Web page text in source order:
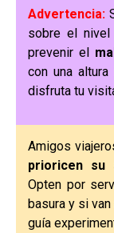
Advertencia:
sobre el nivel
prevenir el
con una altura
disfruta tu
Amigos
prioricen su
Opten por
basura y si
guía